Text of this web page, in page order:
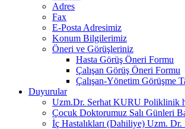
Adres
Fax
E-Posta Adresimiz
Konum Bilgilerimiz
Öneri ve Görüşleriniz
Hasta Görüş Öneri Formu
Çalışan Görüş Öneri Formu
Çalışan-Yönetim Görüşme
Duyurular
Uzm.Dr. Serhat KURU Poliklinik
Çocuk Doktorumuz Salı Günleri
İç Hastalıkları (Dahiliye) Uzm. Dr.